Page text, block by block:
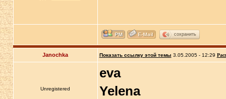
сохранить
Janochka Показать ссылку этой темы 3.05.2005 - 12:29
Unregistered
eva
Yelena